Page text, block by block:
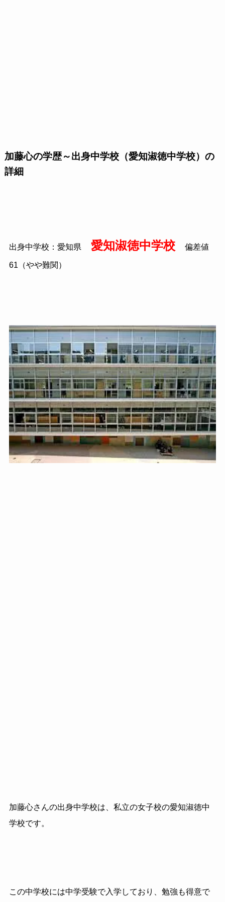
加藤心の学歴～出身中学校（愛知淑徳中学校）の
詳細
出身中学校：愛知県 愛知淑徳中学校 偏差値
61（やや難関）
加藤心さんの出身中学校は、私立の女子校の愛知淑徳中
学校です。
この中学校には中学受験で入学しており、勉強も得意で